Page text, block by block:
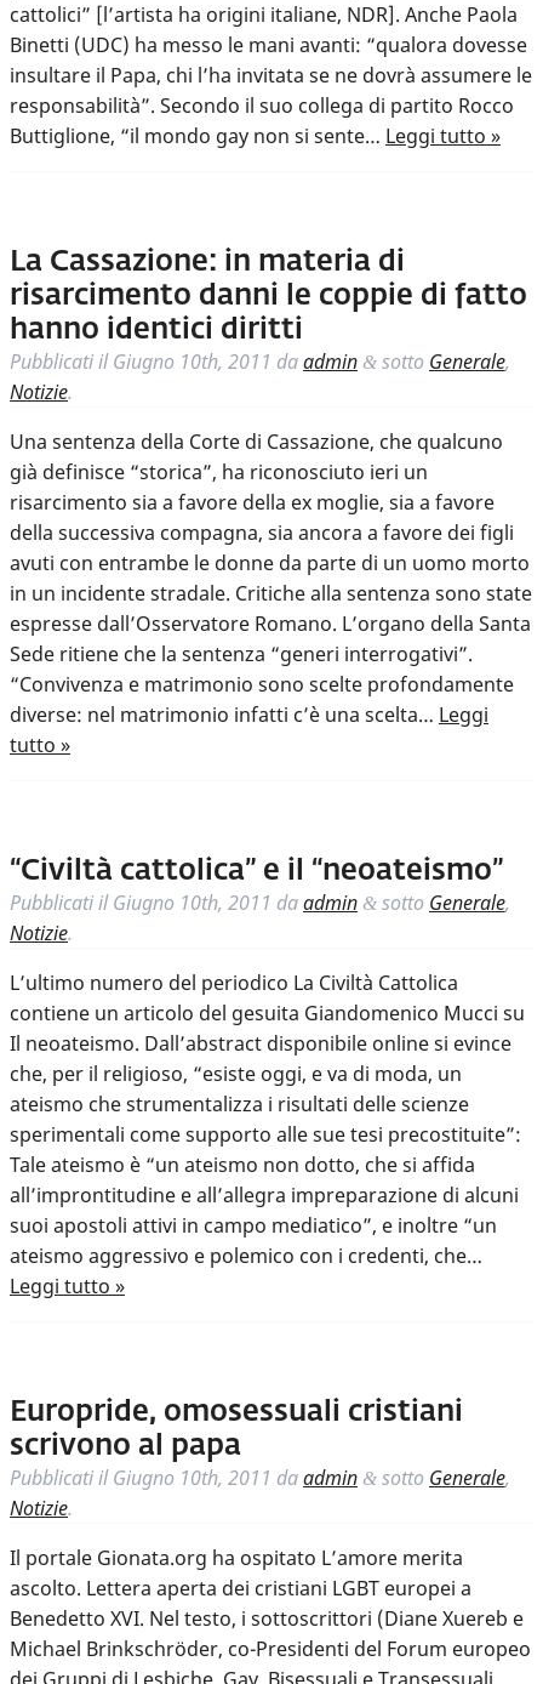
cattolici” [l’artista ha origini italiane, NDR]. Anche Paola
Binetti (UDC) ha messo le mani avanti: “qualora dovesse
insultare il Papa, chi l’ha invitata se ne dovrà assumere le
responsabilità”. Secondo il suo collega di partito Rocco
Buttiglione, “il mondo gay non si sente… Leggi tutto »
La Cassazione: in materia di
risarcimento danni le coppie di fatto
hanno identici diritti
Pubblicati ilGiugno 10th, 2011 daadmin & sotto Generale,
Notizie.
Una sentenza della Corte di Cassazione, che qualcuno
già definisce “storica”, ha riconosciuto ieri un
risarcimento sia a favore della ex moglie, sia a favore
della successiva compagna, sia ancora a favore dei figli
avuti con entrambe le donne da parte di un uomo morto
in un incidente stradale. Critiche alla sentenza sono state
espresse dall’Osservatore Romano. L’organo della Santa
Sede ritiene che la sentenza “generi interrogativi”.
“Convivenza e matrimonio sono scelte profondamente
diverse: nel matrimonio infatti c’è una scelta… Leggi
tutto »
“Civiltà cattolica” e il “neoateismo”
Pubblicati ilGiugno 10th, 2011 daadmin & sotto Generale,
Notizie.
L’ultimo numero del periodico La Civiltà Cattolica
contiene un articolo del gesuita Giandomenico Mucci su
Il neoateismo. Dall’abstract disponibile online si evince
che, per il religioso, “esiste oggi, e va di moda, un
ateismo che strumentalizza i risultati delle scienze
sperimentali come supporto alle sue tesi precostituite”:
Tale ateismo è “un ateismo non dotto, che si affida
all’improntitudine e all’allegra impreparazione di alcuni
suoi apostoli attivi in campo mediatico”, e inoltre “un
ateismo aggressivo e polemico con i credenti, che…
Leggi tutto »
Europride, omosessuali cristiani
scrivono al papa
Pubblicati ilGiugno 10th, 2011 daadmin & sotto Generale,
Notizie.
Il portale Gionata.org ha ospitato L’amore merita
ascolto. Lettera aperta dei cristiani LGBT europei a
Benedetto XVI. Nel testo, i sottoscrittori (Diane Xuereb e
Michael Brinkschröder, co-Presidenti del Forum europeo